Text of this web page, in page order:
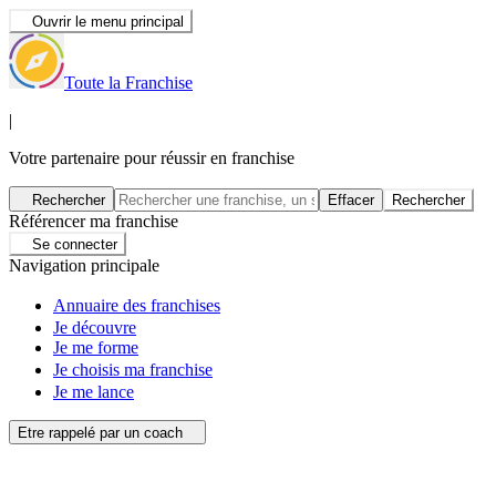
Ouvrir le menu principal
Toute la Franchise
|
Votre partenaire pour réussir en franchise
Rechercher Effacer Rechercher
Référencer ma franchise
Se connecter
Navigation principale
Annuaire des franchises
Je découvre
Je me forme
Je choisis ma franchise
Je me lance
Etre rappelé par un coach